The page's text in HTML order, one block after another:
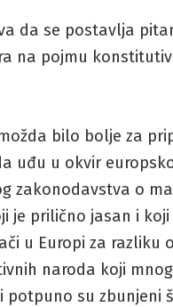
da se postavlja
na pojmu
bilo bolje za
uđu u okvir
zakonodavstva o
je prilično jasan i koji
u Europi za razliku
naroda koji
potpuno su zbunjeni